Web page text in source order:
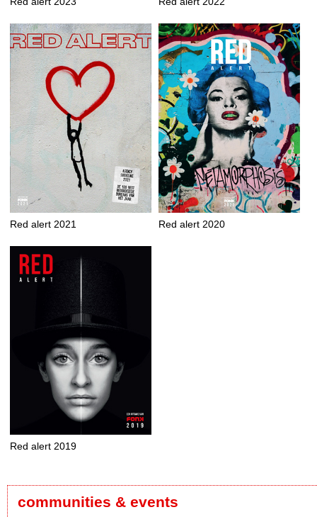
Red alert 2021 Red alert 2020
Red alert 2019
communities & events